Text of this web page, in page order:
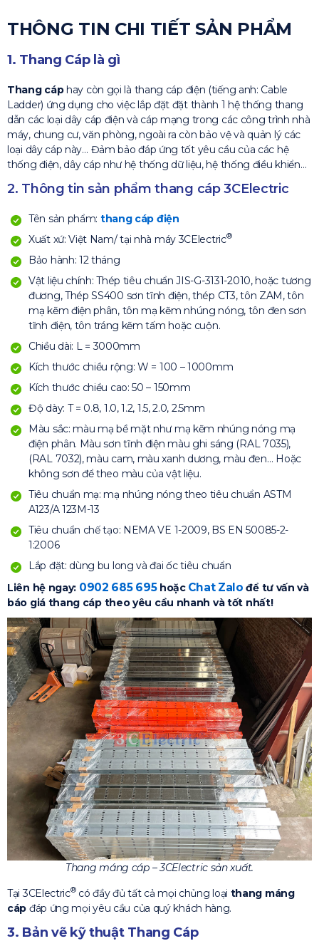
THÔNG TIN CHI TIẾT SẢN PHẨM
1. Thang Cáp là gì
Thang cáphay còn gọi là thang cáp điện (tiếng anh: Cable
Ladder) ứng dụng cho việc lắp đặt đặt thành 1 hệ thống thang
dẫn các loại dây cáp điện và cáp mạng trong các công trình nhà
máy, chung cư, văn phòng, ngoài ra còn bảo vệ và quản lý các
loại dây cáp này… Đảm bảo đáp ứng tốt yêu cầu của các hệ
thống điện, dây cáp như hệ thống dữ liệu, hệ thống điều khiển…
2. Thông tin sản phẩm thang cáp 3CElectric
Tên sản phẩm: thang cáp điện
Xuất xứ: Việt Nam/ tại nhà máy 3CElectric®
Bảo hành: 12 tháng
Vật liệu chính: Thép tiêu chuẩn JIS-G-3131-2010, hoặc tương
đương, Thép SS400 sơn tĩnh điện, thép CT3, tôn ZAM, tôn
mạ kẽm điện phân, tôn mạ kẽm nhúng nóng, tôn đen sơn
tĩnh điện, tôn tráng kẽm tấm hoặc cuộn.
Chiều dài: L = 3000mm
Kích thước chiều rộng: W = 100 – 1000mm
Kích thước chiều cao: 50 – 150mm
Độ dày: T = 0.8, 1.0, 1.2, 1.5, 2.0, 2.5mm
Màu sắc: màu mạ bề mặt như mạ kẽm nhúng nóng mạ
điện phân. Màu sơn tĩnh điện màu ghi sáng (RAL 7035),
(RAL 7032), màu cam, màu xanh dương, màu đen… Hoặc
không sơn để theo màu của vật liệu.
Tiêu chuẩn mạ: mạ nhúng nóng theo tiêu chuẩn ASTM
A123/A 123M-13
Tiêu chuẩn chế tạo: NEMA VE 1-2009, BS EN 50085-2-
1:2006
Lắp đặt: dùng bu long và đai ốc tiêu chuẩn
Liên hệ ngay: 0902 685 695hoặc Chat Zalo để tư vấn và
báo giá thang cáp theo yêu cầu nhanh và tốt nhất!
Thang máng cáp – 3CElectric sản xuất.
Tại 3CElectric®có đầy đủ tất cả mọi chủng loại thang máng
cáp đáp ứng mọi yêu cầu của quý khách hàng.
3. Bản vẽ kỹ thuật Thang Cáp